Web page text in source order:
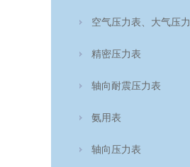
空气压力表、大气压力
表、空盒气压计
精密压力表
轴向耐震压力表
氨用表
轴向压力表